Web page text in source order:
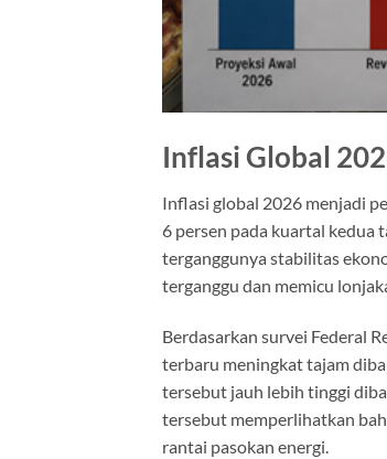
Inflasi Global
Inflasi global 2026 menjadi
6 persen pada kuartal kedua
terganggunya stabilitas
terganggu dan memicu
Berdasarkan survei Federal
terbaru meningkat tajam
tersebut jauh lebih tinggi
tersebut memperlihatkan
rantai pasokan energi.